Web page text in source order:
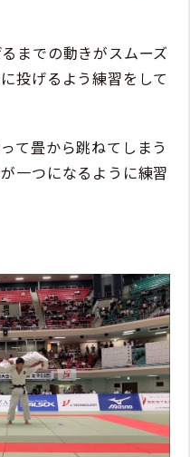
までの動きがスムーズ
投げるよう練習をして
て畳から跳ねてしまう
一つになるように練習